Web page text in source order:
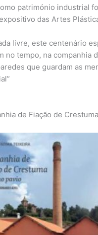
património industrial
das Artes
livre, este centenário
no tempo, na companhia
que guardam as
de Fiação de